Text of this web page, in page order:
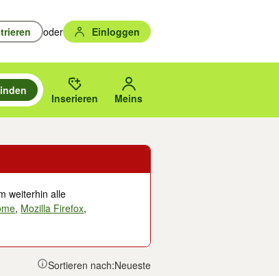
oder Einloggen
und mit Eingabetaste auswählen.
suchen, oder Vorschläge mit den Pfeiltasten nach oben/
Orts oder PLZ.
Inserieren Meins
weiterhin alle
, Mozilla Firefox,
Sortieren nach:Neueste